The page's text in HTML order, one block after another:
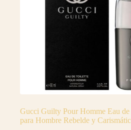
Gucci Guilty Pour Homme Eau de
para Hombre Rebelde y